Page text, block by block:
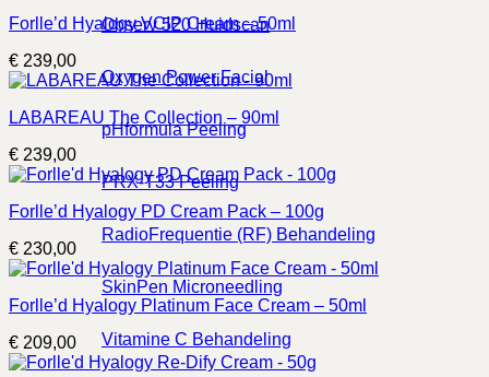
Observ 520 Huidscan
Oxygen Power Facial
pHformula Peeling
PRX-T33 Peeling
RadioFrequentie (RF) Behandeling
SkinPen Microneedling
Vitamine C Behandeling
Forlle’d Hyalogy VCIP Cream – 50ml
€ 239,00
LABAREAU The Collection – 90ml
€ 239,00
Forlle’d Hyalogy PD Cream Pack – 100g
€ 230,00
Forlle’d Hyalogy Platinum Face Cream – 50ml
€ 209,00